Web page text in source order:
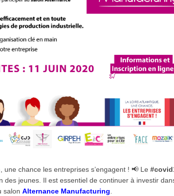
chance les entreprises s’engagent ! 📢 Le #
des jeunes. Il est essentiel de continuer à investir
salon Alternance Manufacturing